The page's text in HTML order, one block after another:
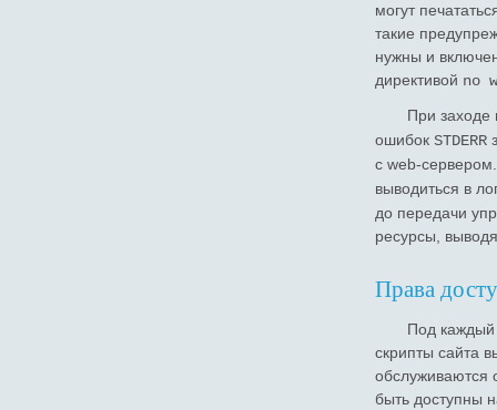
могут
такие
нужны и
директивой no
При заходе
ошибок STDERR
с web-
выводиться в
до передачи
ресурсы,
Права
Под каждый
скрипты сайта
обслуживаются
быть доступны